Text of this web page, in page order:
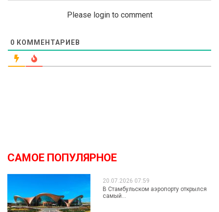
Please login to comment
0 КОММЕНТАРИЕВ
САМОЕ ПОПУЛЯРНОЕ
20.07.2026 07:59
В Стамбульском аэропорту открылся
самый...